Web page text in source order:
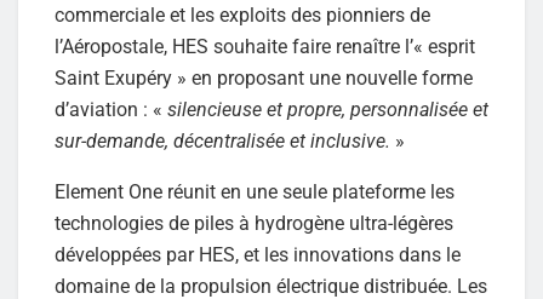
commerciale et les exploits des pionniers de
l’Aéropostale, HES souhaite faire renaître l’« esprit
Saint Exupéry » en proposant une nouvelle forme
d’aviation : « silencieuse et propre, personnalisée et
sur-demande, décentralisée et inclusive. »
Element One réunit en une seule plateforme les
technologies de piles à hydrogène ultra-légères
développées par HES, et les innovations dans le
domaine de la propulsion électrique distribuée. Les